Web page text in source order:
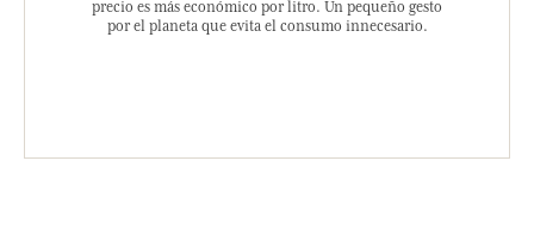
precio es más económico por litro. Un pequeño gesto
por el planeta que evita el consumo innecesario.